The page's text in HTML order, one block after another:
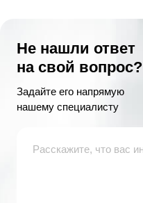
Не нашли ответ
на свой вопрос?
Задайте его напрямую
нашему специалисту